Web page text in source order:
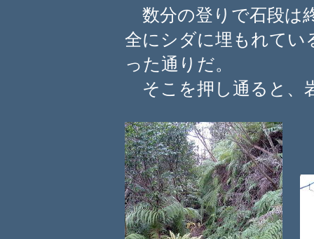
数分の登りで石段は
全にシダに埋もれてい
った通りだ。
そこを押し通ると、